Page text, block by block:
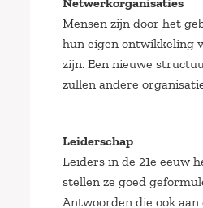
Mensen zijn door het
hun eigen ontwikkeling
zijn. Een nieuwe
zullen andere
Leiderschap
Leiders in de 21e eeuw
stellen ze goed
Antwoorden die ook